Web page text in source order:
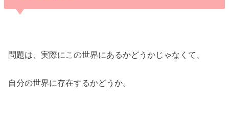
問題は、実際にこの世界にあるかどうかじゃなくて、
自分の世界に存在するかどうか。